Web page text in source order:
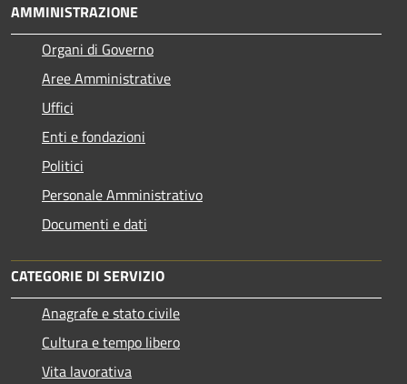
AMMINISTRAZIONE
Organi di Governo
Aree Amministrative
Uffici
Enti e fondazioni
Politici
Personale Amministrativo
Documenti e dati
CATEGORIE DI SERVIZIO
Anagrafe e stato civile
Cultura e tempo libero
Vita lavorativa